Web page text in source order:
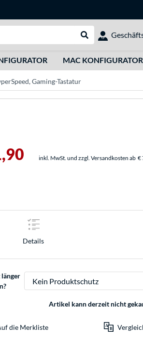
Suche durchführen
MAC KONFIGURATOR
Gaming-Tastatur
inkl. MwSt. und zzgl. Versandkosten ab €
Details
Artikel kann derzeit nicht
die Merkliste